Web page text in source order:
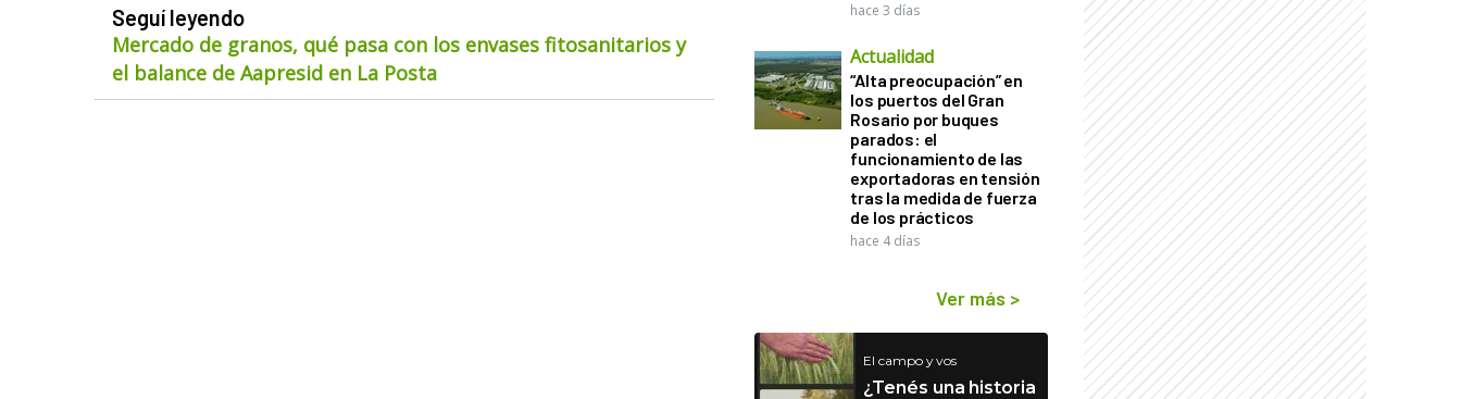
Seguí leyendo
Mercado de granos, qué pasa con los envases fitosanitarios y
el balance de Aapresid en La Posta
hace 3 días
Actualidad
“Alta preocupación” en
los puertos del Gran
Rosario por buques
parados: el
funcionamiento de las
exportadoras en tensión
tras la medida de fuerza
de los prácticos
hace 4 días
Ver más >
El campo y vos
¿Tenés una historia